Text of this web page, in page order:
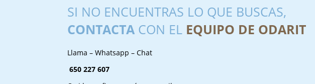
SI NO ENCUENTRAS LO QUE BUSCAS,
CONTACTA CON EL EQUIPO DE ODARIT
Llama – Whatsapp – Chat
650 227 607